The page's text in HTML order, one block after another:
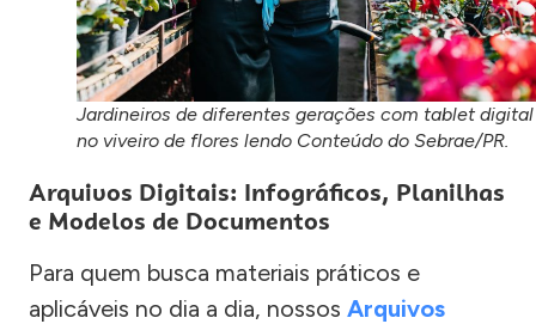
Jardineiros de diferentes gerações com tablet digital
no viveiro de flores lendo Conteúdo do Sebrae/PR.
Arquivos Digitais: Infográficos, Planilhas
e Modelos de Documentos
Para quem busca materiais práticos e
aplicáveis no dia a dia, nossos Arquivos